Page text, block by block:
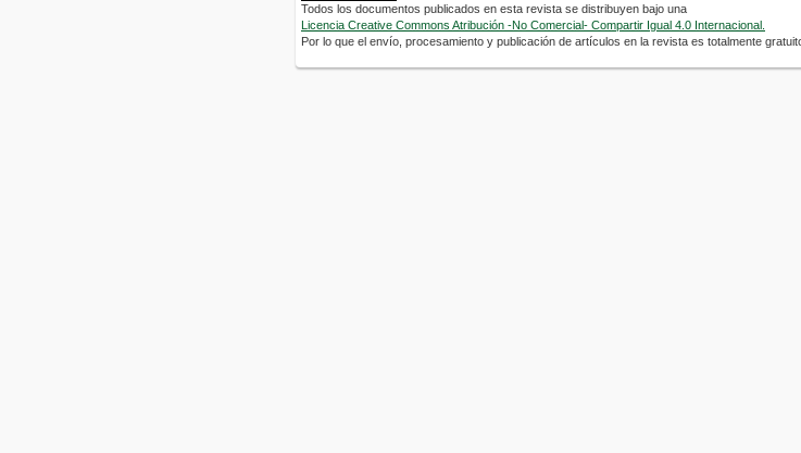
Todos los documentos publicados en esta revista se distribuyen bajo una
Licencia Creative Commons Atribución -No Comercial- Compartir Igual 4.0 Internacional.
Por lo que el envío, procesamiento y publicación de artículos en la revista es totalmente